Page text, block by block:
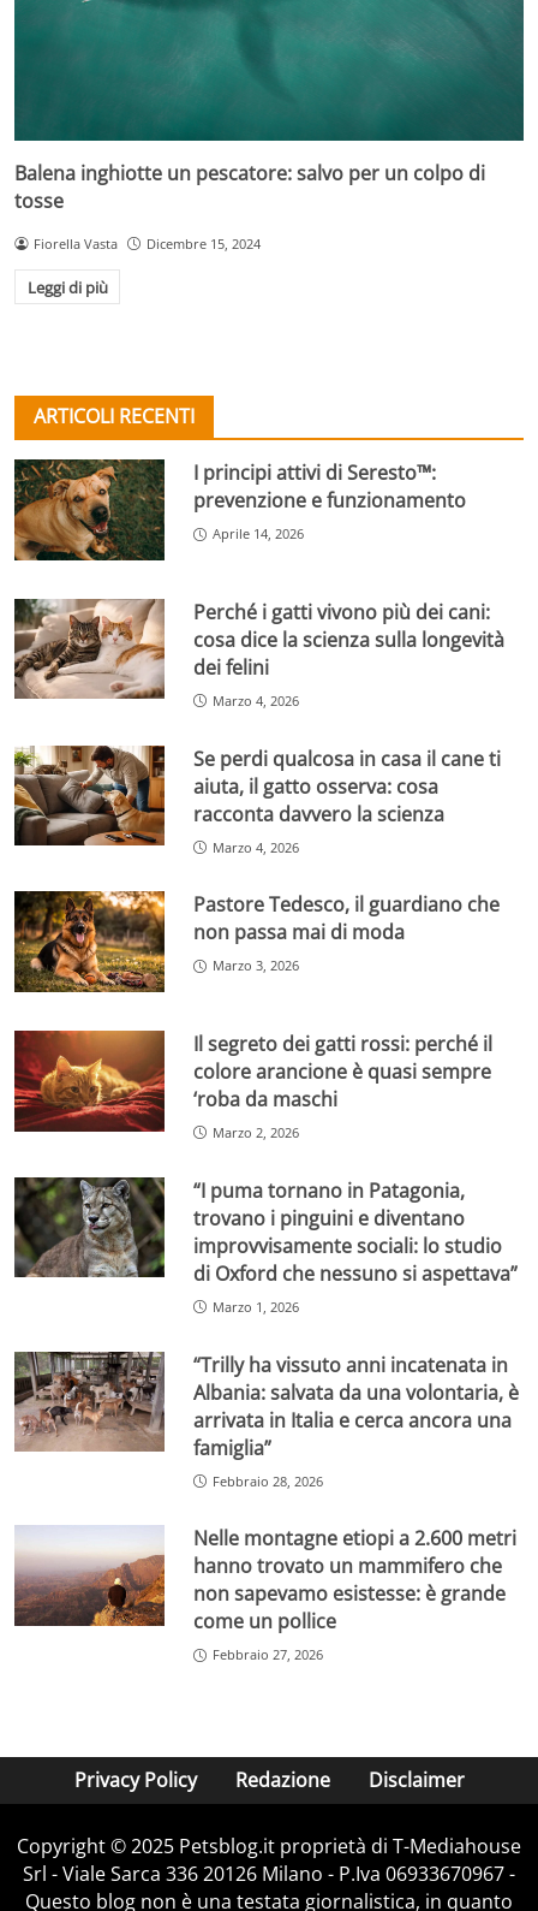
Balena inghiotte un pescatore: salvo per un colpo di
tosse
Fiorella Vasta Dicembre 15, 2024
Leggi di più
ARTICOLI RECENTI
I principi attivi di Seresto™:
prevenzione e funzionamento
Aprile 14, 2026
Perché i gatti vivono più dei cani:
cosa dice la scienza sulla longevità
dei felini
Marzo 4, 2026
Se perdi qualcosa in casa il cane ti
aiuta, il gatto osserva: cosa
racconta davvero la scienza
Marzo 4, 2026
Pastore Tedesco, il guardiano che
non passa mai di moda
Marzo 3, 2026
Il segreto dei gatti rossi: perché il
colore arancione è quasi sempre
‘roba da maschi
Marzo 2, 2026
“I puma tornano in Patagonia,
trovano i pinguini e diventano
improvvisamente sociali: lo studio
di Oxford che nessuno si aspettava”
Marzo 1, 2026
“Trilly ha vissuto anni incatenata in
Albania: salvata da una volontaria, è
arrivata in Italia e cerca ancora una
famiglia”
Febbraio 28, 2026
Nelle montagne etiopi a 2.600 metri
hanno trovato un mammifero che
non sapevamo esistesse: è grande
come un pollice
Febbraio 27, 2026
Privacy Policy Redazione Disclaimer
Copyright © 2025 Petsblog.it proprietà di T-Mediahouse
Srl - Viale Sarca 336 20126 Milano - P.Iva 06933670967 -
Questo blog non è una testata giornalistica, in quanto